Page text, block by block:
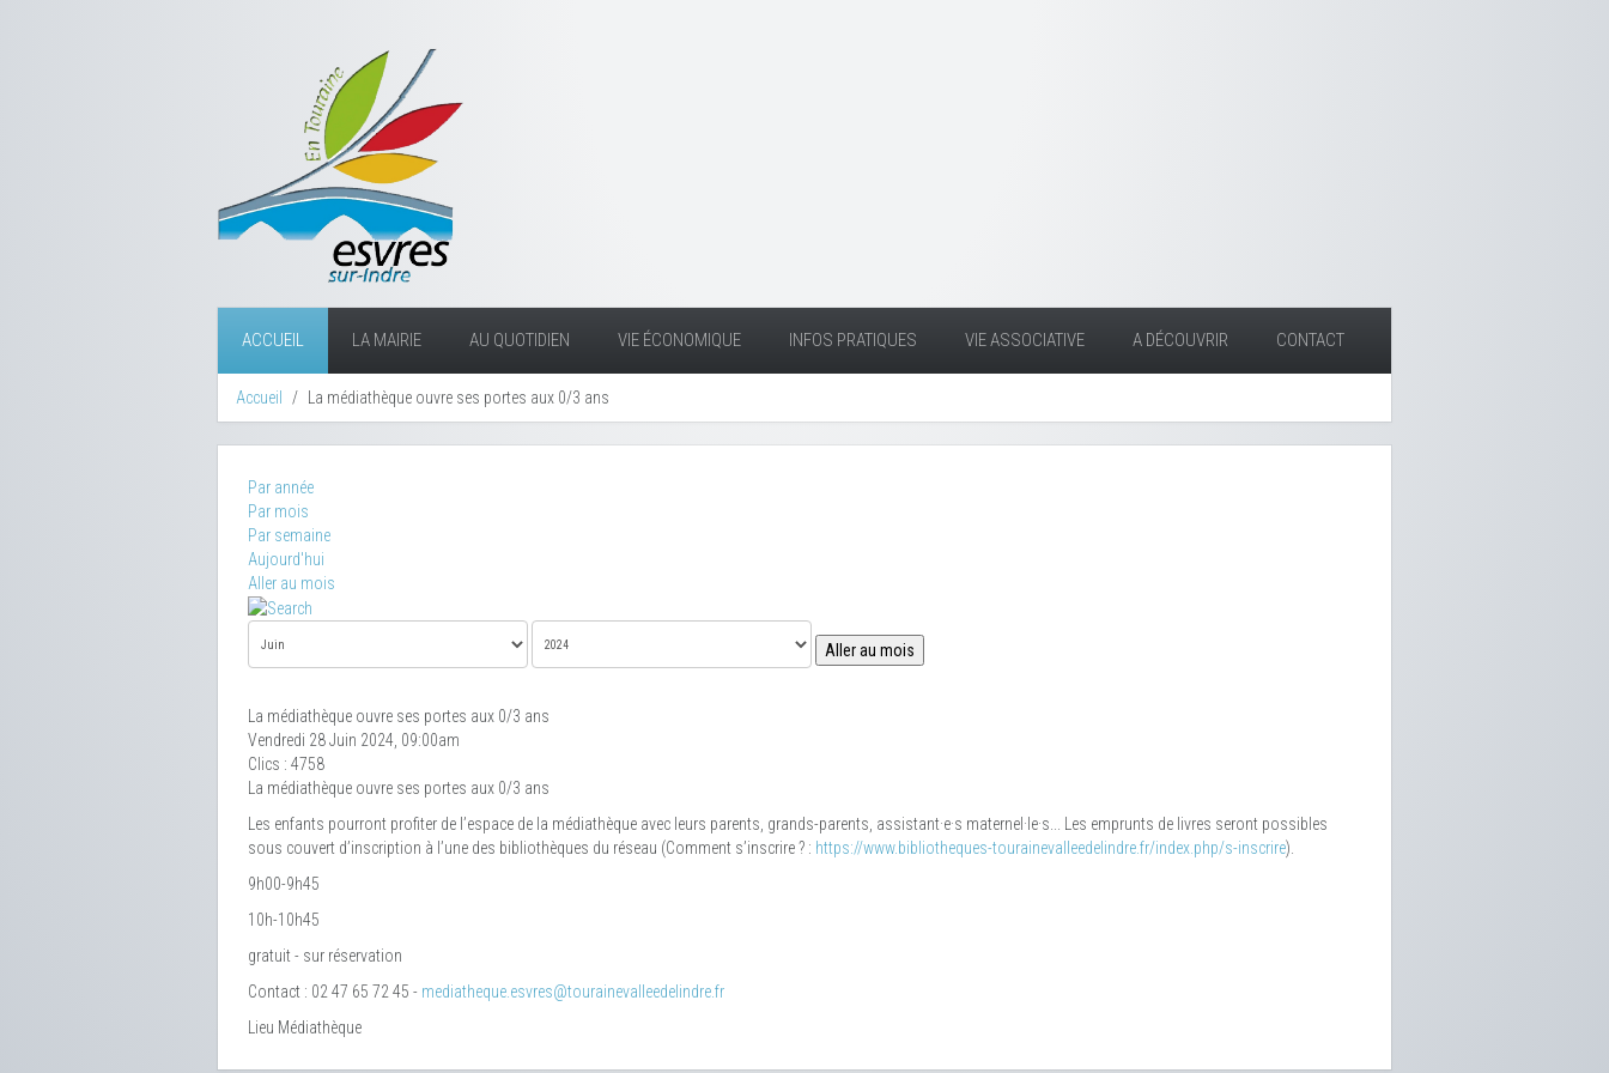
ACCUEIL LA MAIRIE AU QUOTIDIEN VIE ÉCONOMIQUE INFOS PRATIQUES VIE ASSOCIATIVE A DÉCOUVRIR CONTACT
Accueil La médiathèque ouvre ses portes aux 0/3 ans
Par année
Par mois
Par semaine
Aujourd'hui
Aller au mois
Aller au mois
La médiathèque ouvre ses portes aux 0/3 ans
Vendredi 28 Juin 2024, 09:00am
Clics : 4758
La médiathèque ouvre ses portes aux 0/3 ans
Les enfants pourront profiter de l’espace de la médiathèque avec leurs parents, grands-parents, assistant·e·s maternel·le·s... Les emprunts de livres seront possibles
sous couvert d’inscription à l’une des bibliothèques du réseau (Comment s’inscrire ? : https://www.bibliotheques-tourainevalleedelindre.fr/index.php/s-inscrire).
9h00-9h45
10h-10h45
gratuit - sur réservation
Contact : 02 47 65 72 45 - mediatheque.esvres@tourainevalleedelindre.fr
Lieu Médiathèque